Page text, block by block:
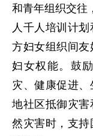
和青年组织交往
人千人培训计
方妇女组织间
妇女权能。鼓
灾、健康促进
地社区抵御灾
然灾害时，支